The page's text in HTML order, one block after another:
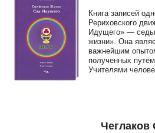
Книга записей
Рериховского
Идущего» —
жизни». Она
важнейшим
полученных
Учителями
Чеглаков